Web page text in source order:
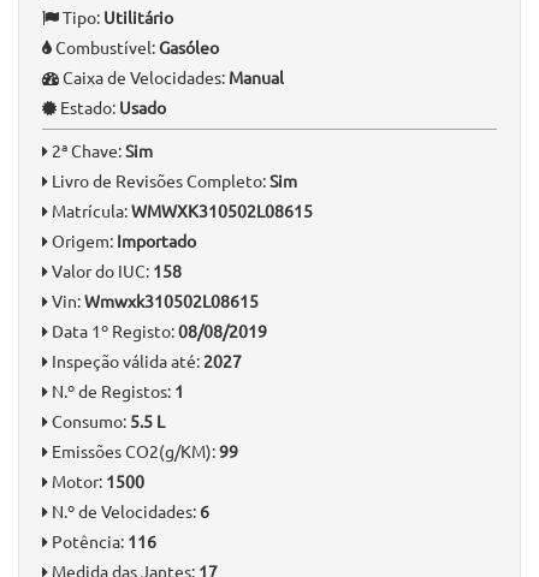
Informação Geral
Quilómetros:145.000 km
Ano:2019
Tipo:Utilitário
Combustível:Gasóleo
Caixa de Velocidades:Manual
Estado: Usado
2ª Chave:Sim
Livro de Revisões Completo:
Matrícula:WMWXK310502L08615
Origem: Importado
Valor do IUC:158
Vin:Wmwxk310502L08615